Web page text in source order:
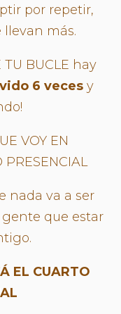
por repetir,
más.
BUCLE hay
6 vecesy
VOY EN
PRESENCIAL
nada va a ser
que estar
EL CUARTO